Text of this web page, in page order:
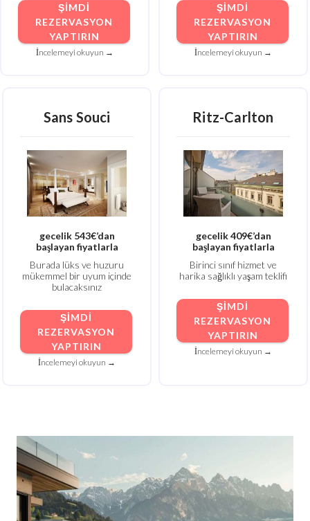
ŞIMDI
REZERVASYON
YAPTIRIN
İncelemeyi okuyun →
ŞIMDI
REZERVASYON
YAPTIRIN
İncelemeyi okuyun →
Sans Souci
gecelik 543€’dan
başlayan fiyatlarla
Burada lüks ve huzuru
mükemmel bir uyum içinde
bulacaksınız
ŞIMDI
REZERVASYON
YAPTIRIN
İncelemeyi okuyun →
Ritz-Carlton
gecelik 409€’dan
başlayan fiyatlarla
Birinci sınıf hizmet ve
harika sağlıklı yaşam teklifi
ŞIMDI
REZERVASYON
YAPTIRIN
İncelemeyi okuyun →